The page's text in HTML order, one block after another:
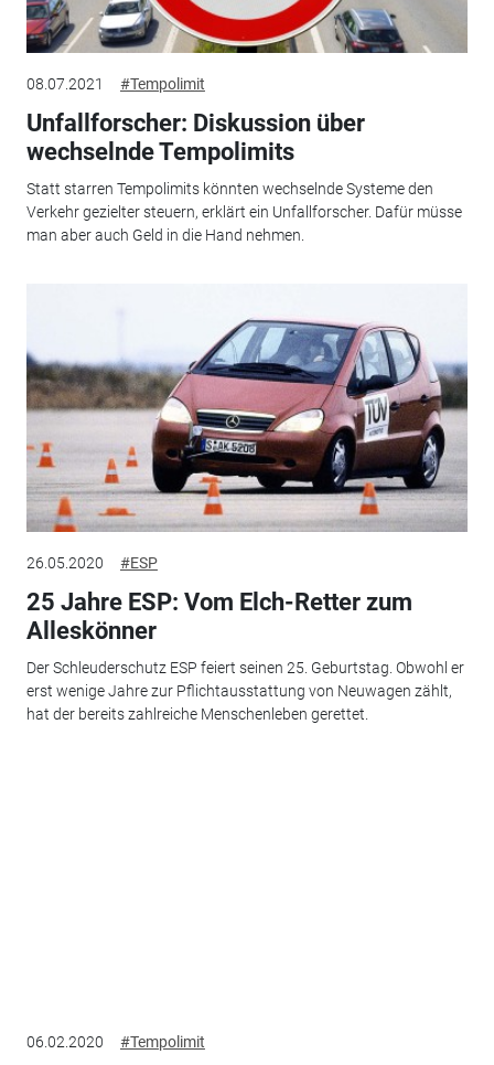
08.07.2021 #Tempolimit
Unfallforscher: Diskussion über
wechselnde Tempolimits
Statt starren Tempolimits könnten wechselnde Systeme den
Verkehr gezielter steuern, erklärt ein Unfallforscher. Dafür müsse
man aber auch Geld in die Hand nehmen.
26.05.2020 #ESP
25 Jahre ESP: Vom Elch-Retter zum
Alleskönner
Der Schleuderschutz ESP feiert seinen 25. Geburtstag. Obwohl er
erst wenige Jahre zur Pflichtausstattung von Neuwagen zählt,
hat der bereits zahlreiche Menschenleben gerettet.
06.02.2020 #Tempolimit